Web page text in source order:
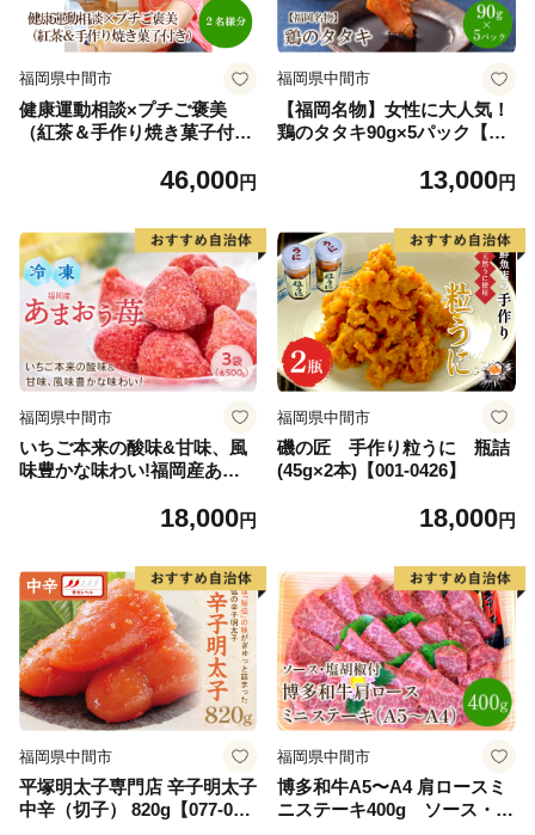
福岡県中間市
健康運動相談×プチご褒美
（紅茶＆手作り焼き菓子付
46,000円
福岡県中間市
【福岡名物】女性に大人気！
鶏のタタキ90g×5パック【03
13,000円
福岡県中間市
いちご本来の酸味&甘味、風
味豊かな味わい!福岡産あま
18,000円
福岡県中間市
磯の匠 手作り粒うに 瓶詰
(45g×2本)【001-0426】
18,000円
福岡県中間市
平塚明太子専門店 辛子明太子
中辛（切子） 820g【077-003
福岡県中間市
博多和牛A5〜A4 肩ロースミ
ニステーキ400g ソース・塩